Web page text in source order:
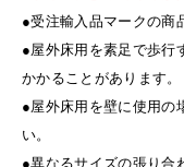
●受注輸入品マークの商
●屋外床用を素足で歩行
かかることがあります。
●屋外床用を壁に使用の
い。
●異なるサイズの張り合